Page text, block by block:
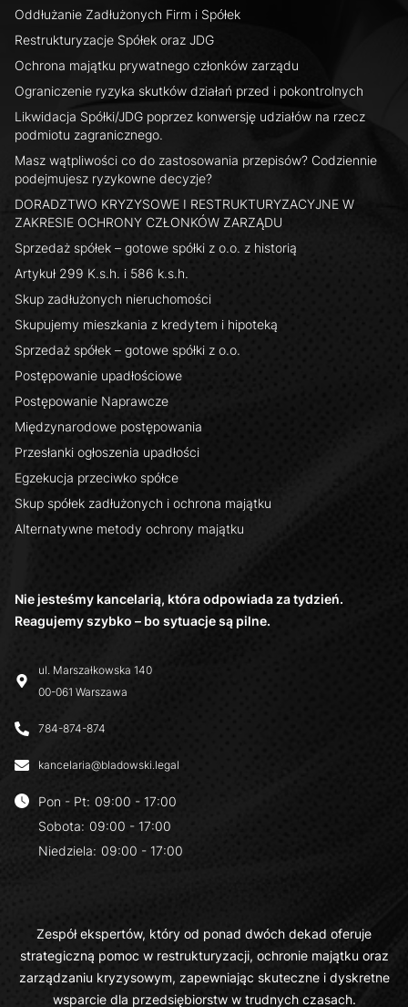
Zespół ekspertów, który od ponad dwóch dekad oferuje
strategiczną pomoc w restrukturyzacji, ochronie majątku oraz
zarządzaniu kryzysowym, zapewniając skuteczne i dyskretne
wsparcie dla przedsiębiorstw w trudnych czasach.
Nie jesteśmy kancelarią, która odpowiada za tydzień.
Reagujemy szybko – bo sytuacje są pilne.
ul. Marszałkowska 140
00-061 Warszawa
784-874-874
kancelaria@bladowski.legal
Pon - Pt: 09:00 - 17:00
Sobota: 09:00 - 17:00
Niedziela: 09:00 - 17:00
Oddłużanie Zadłużonych Firm i Spółek
Restrukturyzacje Spółek oraz JDG
Ochrona majątku prywatnego członków zarządu
Ograniczenie ryzyka skutków działań przed i pokontrolnych
Likwidacja Spółki/JDG poprzez konwersję udziałów na rzecz
podmiotu zagranicznego.
Masz wątpliwości co do zastosowania przepisów? Codziennie
podejmujesz ryzykowne decyzje?
DORADZTWO KRYZYSOWE I RESTRUKTURYZACYJNE W
ZAKRESIE OCHRONY CZŁONKÓW ZARZĄDU
Sprzedaż spółek – gotowe spółki z o.o. z historią
Artykuł 299 K.s.h. i 586 k.s.h.
Skup zadłużonych nieruchomości
Skupujemy mieszkania z kredytem i hipoteką
Sprzedaż spółek – gotowe spółki z o.o.
Postępowanie upadłościowe
Postępowanie Naprawcze
Międzynarodowe postępowania
Przesłanki ogłoszenia upadłości
Egzekucja przeciwko spółce
Skup spółek zadłużonych i ochrona majątku
Alternatywne metody ochrony majątku